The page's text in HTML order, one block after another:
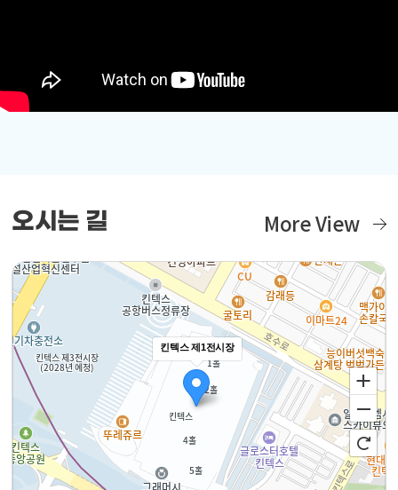
오시는 길 More View
킨텍스 제1전시장